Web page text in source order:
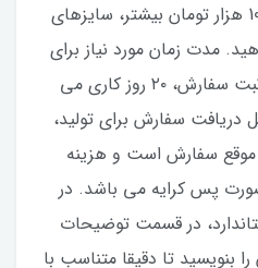
باشند، می توانید در قبال 100 هزار تومان بیشتر، سایزهای
مدت زمان مورد نیاز برای
تولید این کاور فرش از روز ثبت سفارش، ۲۰ روز کاری می
دریافت سفارش برای تولید،
سفارش است و هزینه
پس کرایه می باشد. در
در قسمت توضیحات
بنویسید تا دقیقا متناسب با